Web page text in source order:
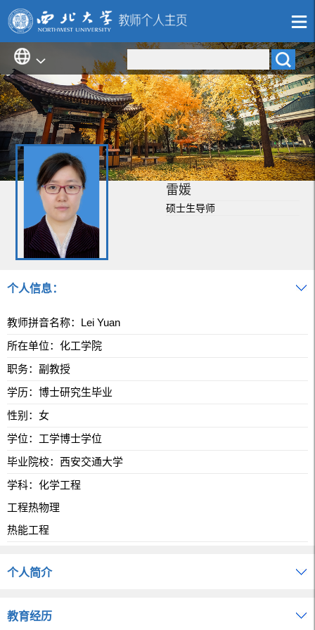
雷媛
硕士生导师
个人信息：
教师拼音名称：Lei Yuan
所在单位：化工学院
职务：副教授
学历：博士研究生毕业
性别：女
学位：工学博士学位
毕业院校：西安交通大学
学科：化学工程
工程热物理
热能工程
个人简介
教育经历